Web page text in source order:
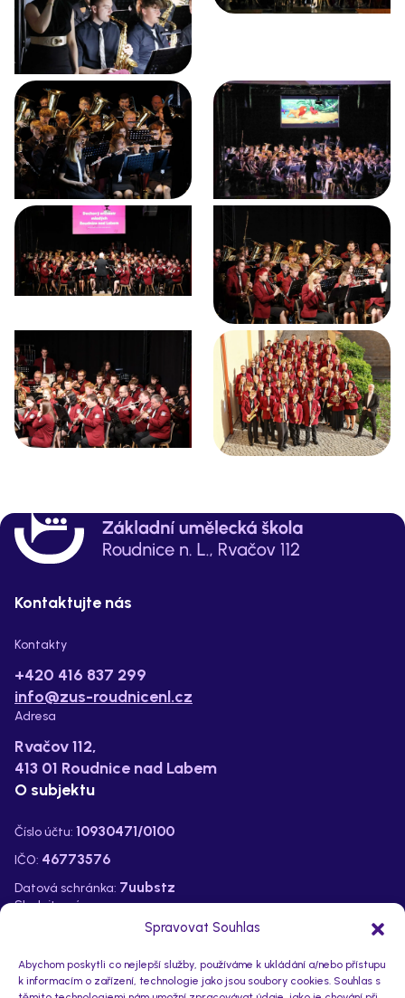
Spravovat Souhlas
Abychom poskytli co nejlepší služby, používáme k ukládání a/nebo přístupu
k informacím o zařízení, technologie jako jsou soubory cookies. Souhlas s
Sledujte nás na:
Kontaktujte nás
Kontakty
+420 416 837 299
info@zus-roudnicenl.cz
Adresa
Rvačov 112,
413 01 Roudnice nad Labem
O subjektu
Číslo účtu: 10930471/0100
IČO: 46773576
Datová schránka: 7uubstz